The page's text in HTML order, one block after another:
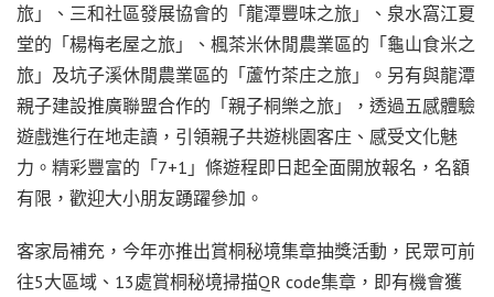
旅」、三和社區發展協會的「龍潭豐味之旅」、泉水窩江夏
堂的「楊梅老屋之旅」、楓茶米休閒農業區的「龜山食米之
旅」及坑子溪休閒農業區的「蘆竹茶庄之旅」。另有與龍潭
親子建設推廣聯盟合作的「親子桐樂之旅」，透過五感體驗
遊戲進行在地走讀，引領親子共遊桃園客庄、感受文化魅
力。精彩豐富的「7+1」條遊程即日起全面開放報名，名額
有限，歡迎大小朋友踴躍參加。
客家局補充，今年亦推出賞桐秘境集章抽獎活動，民眾可前
往5大區域、13處賞桐秘境掃描QR code集章，即有機會獲